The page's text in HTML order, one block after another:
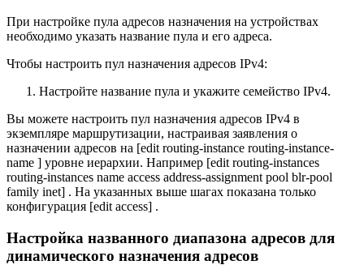
При настройке пула адресов назначения на устройствах
необходимо указать название пула и его адреса.
Чтобы настроить пул назначения адресов IPv4:
Настройте название пула и укажите семейство IPv4.
Вы можете настроить пул назначения адресов IPv4 в
экземпляре маршрутизации, настраивая заявления о
назначении адресов на [edit routing-instance routing-instance-
name ] уровне иерархии. Например [edit routing-instances
routing-instances name access address-assignment pool blr-pool
family inet] . На указанных выше шагах показана только
конфигурация [edit access] .
Настройка названного диапазона адресов для
динамического назначения адресов